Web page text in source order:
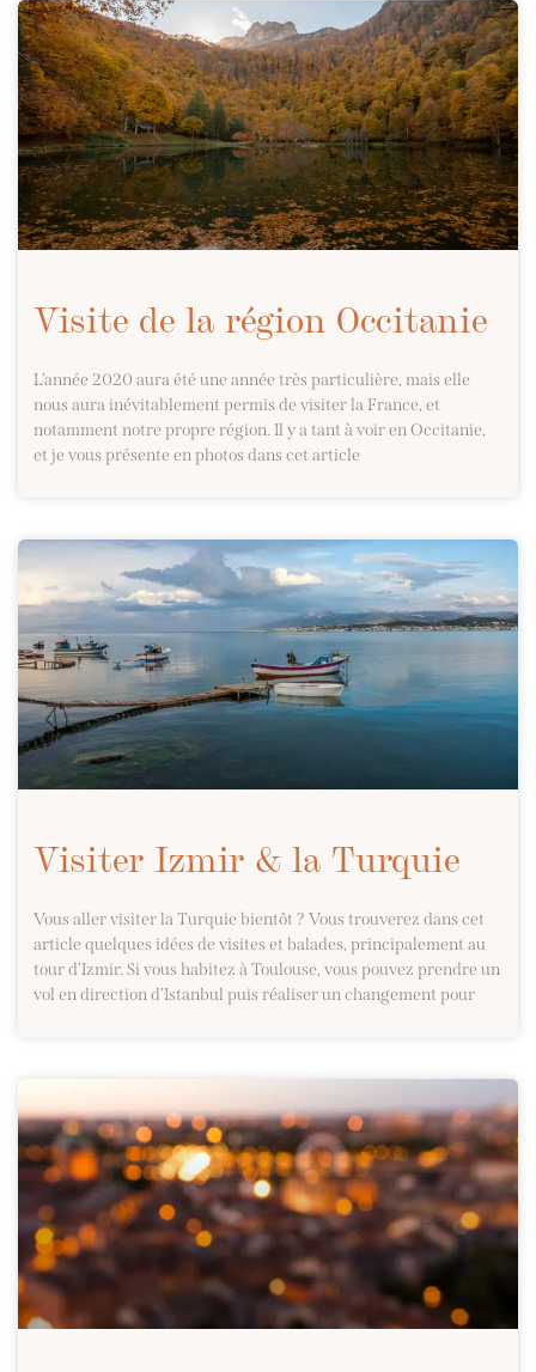
Visite de la région Occitanie
L’année 2020 aura été une année très particulière, mais elle
nous aura inévitablement permis de visiter la France, et
notamment notre propre région. Il y a tant à voir en Occitanie,
et je vous présente en photos dans cet article
Visiter Izmir & la Turquie
Vous aller visiter la Turquie bientôt ? Vous trouverez dans cet
article quelques idées de visites et balades, principalement au
tour d’Izmir. Si vous habitez à Toulouse, vous pouvez prendre un
vol en direction d’Istanbul puis réaliser un changement pour